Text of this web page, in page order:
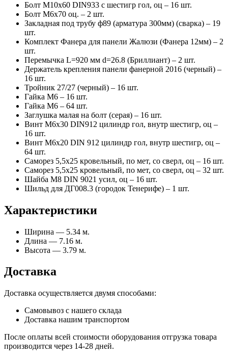
Болт М10х60 DIN933 с шестигр гол, оц – 16 шт.
Болт М6х70 оц. – 2 шт.
Закладная под трубу ф89 (арматура 300мм) (сварка) – 19
шт.
Комплект Фанера для панели Жалюзи (Фанера 12мм) – 2
шт.
Перемычка L=920 мм d=26.8 (Бриллиант) – 2 шт.
Держатель крепления панели фанерной 2016 (черный) –
16 шт.
Тройник 27/27 (черный) – 16 шт.
Гайка М6 – 16 шт.
Гайка М6 – 64 шт.
Заглушка малая на болт (серая) – 16 шт.
Винт М6х30 DIN912 цилиндр гол, внутр шестигр, оц –
16 шт.
Винт М6х20 DIN 912 цилиндр гол, внутр шестигр, оц –
64 шт.
Саморез 5,5х25 кровельный, по мет, со сверл, оц – 16 шт.
Саморез 5,5х25 кровельный, по мет, со сверл, оц – 32 шт.
Шайба М8 DIN 9021 усил, оц – 16 шт.
Шильд для ДГ008.3 (городок Тенерифе) – 1 шт.
Характеристики
Ширина — 5.34 м.
Длина — 7.16 м.
Высота — 3.79 м.
Доставка
Доставка осуществляется двумя способами:
Самовывоз с нашего склада
Доставка нашим транспортом
После оплаты всей стоимости оборудования отгрузка товара
производится через 14-28 дней.